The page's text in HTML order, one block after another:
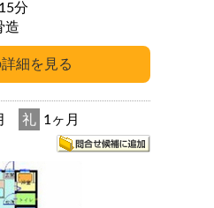
駅 徒歩 15分
造
礼 1ヶ月